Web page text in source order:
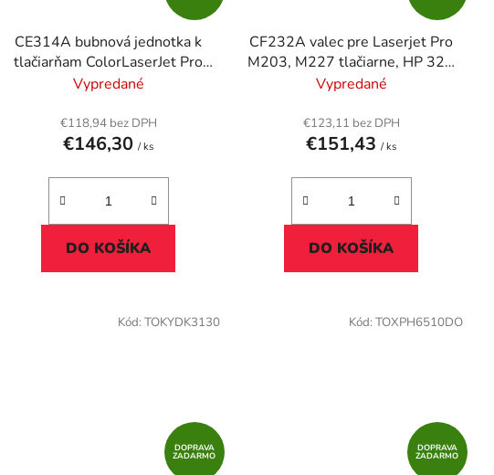
CE314A bubnová jednotka k
tlačiarňam ColorLaserJet Pro
CP1025, HP 126A, čierna,
Vypredané
€118,94 bez DPH
€146,30/ ks
DO KOŠÍKA
CF232A valec pre Laserjet Pro
M203, M227 tlačiarne, HP 32A
čierny, 23k
Vypredané
€123,11 bez DPH
€151,43/ ks
DO KOŠÍKA
DOPRAVA
ZADARMO
Kód: TOKYDK3130
DOPRAVA
ZADARMO
Kód: TOXPH6510DO